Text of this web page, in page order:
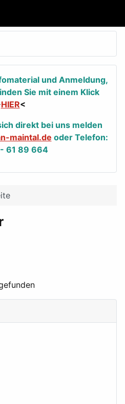
und Anmeldung,
Sie mit einem Klick
HIER<
direkt bei uns melden
maintal.de oder Telefon:
61 89 664